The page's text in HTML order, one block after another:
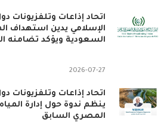
اتحاد إذاعات وتلفزيونات
الإسلامي يدين استهداف
السعودية ويؤكد تضامنه
2026-07-27
اتحاد إذاعات وتلفزيونات
ينظم ندوة حول إدارة
المصري السابق